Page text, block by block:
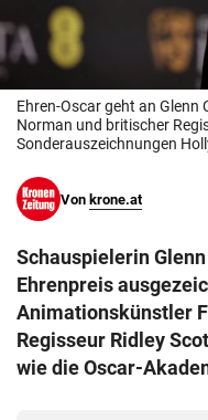
© Krone Multimedia
Muthgasse 2, 1190 Wien
Ehren-Oscar geht an
Norman und britischer
Sonderauszeichnungen
Von krone.at
Schauspielerin
Ehrenpreis
Animationskünstler
Regisseur Ridley
wie die Oscar-